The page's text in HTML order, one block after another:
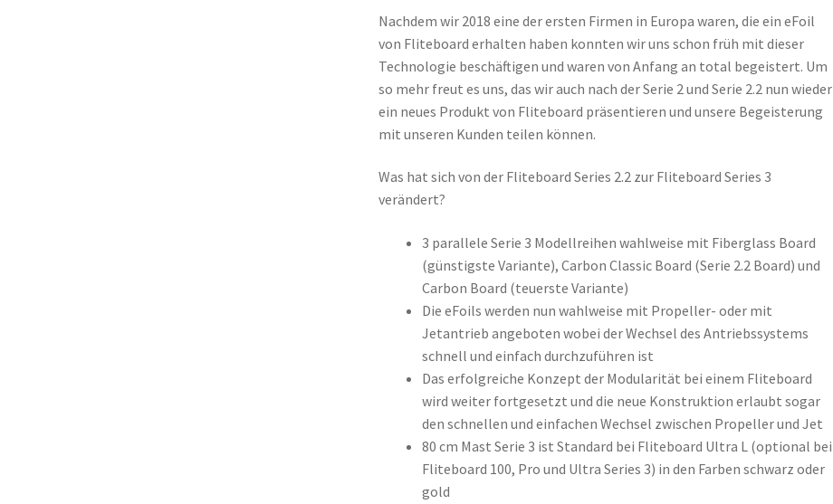
Nachdem wir 2018 eine der ersten Firmen in Europa waren, die ein eFoil
von Fliteboard erhalten haben konnten wir uns schon früh mit dieser
Technologie beschäftigen und waren von Anfang an total begeistert. Um
so mehr freut es uns, das wir auch nach der Serie 2 und Serie 2.2 nun wieder
ein neues Produkt von Fliteboard präsentieren und unsere Begeisterung
mit unseren Kunden teilen können.
Was hat sich von der Fliteboard Series 2.2 zur Fliteboard Series 3
verändert?
3 parallele Serie 3 Modellreihen wahlweise mit Fiberglass Board
(günstigste Variante), Carbon Classic Board (Serie 2.2 Board) und
Carbon Board (teuerste Variante)
Die eFoils werden nun wahlweise mit Propeller- oder mit
Jetantrieb angeboten wobei der Wechsel des Antriebssystems
schnell und einfach durchzuführen ist
Das erfolgreiche Konzept der Modularität bei einem Fliteboard
wird weiter fortgesetzt und die neue Konstruktion erlaubt sogar
den schnellen und einfachen Wechsel zwischen Propeller und Jet
80 cm Mast Serie 3 ist Standard bei Fliteboard Ultra L (optional bei
Fliteboard 100, Pro und Ultra Series 3) in den Farben schwarz oder
gold